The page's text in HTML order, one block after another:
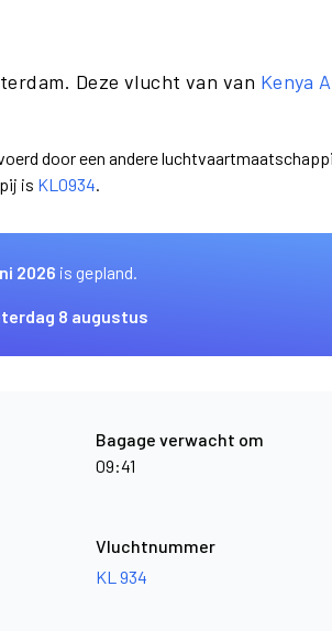
Deze vlucht van van Kenya
door een andere
is KL0934.
2026 is gepland.
8 augustus
Bagage verwacht om
09:41
Vluchtnummer
KL 934